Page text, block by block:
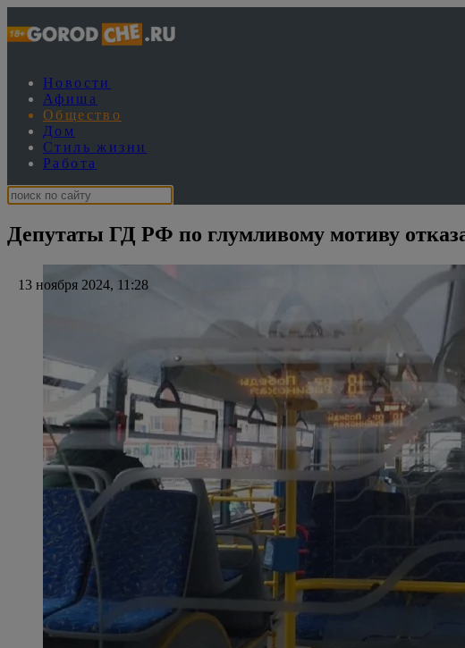
Новости
Афиша
Общество
Дом
Стиль жизни
Работа
Депутаты ГД РФ по глумливому мотиву
13 ноября 2024, 11:28